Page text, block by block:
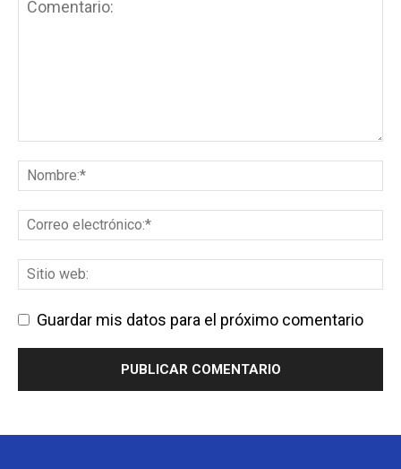
Guardar mis datos para el próximo comentario